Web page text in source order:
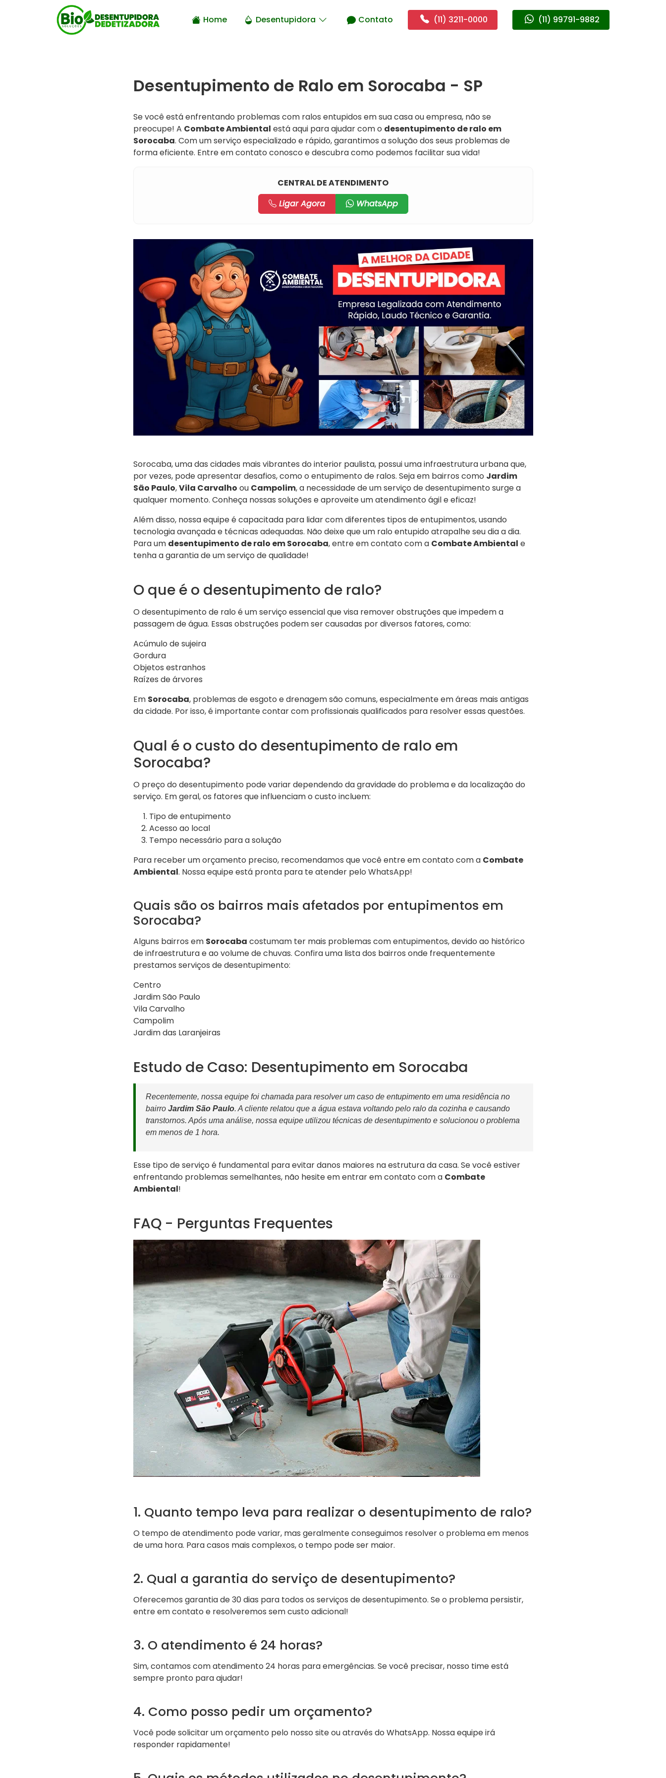
Home Desentupidora Contato (11) 3211-0000 (11) 99791-9882
Desentupimento de Ralo em Sorocaba - SP
Se você está enfrentando problemas com ralos entupidos em sua casa ou empresa, não se
preocupe! A Combate Ambiental está aqui para ajudar com o desentupimento de ralo em
Sorocaba. Com um serviço especializado e rápido, garantimos a solução dos seus problemas de
forma eficiente. Entre em contato conosco e descubra como podemos facilitar sua vida!
CENTRAL DE ATENDIMENTO
Ligar Agora
WhatsApp
Sorocaba, uma das cidades mais vibrantes do interior paulista, possui uma infraestrutura urbana que,
por vezes, pode apresentar desafios, como o entupimento de ralos. Seja em bairros como Jardim
São Paulo,Vila Carvalho ou Campolim, a necessidade de um serviço de desentupimento surge a
qualquer momento. Conheça nossas soluções e aproveite um atendimento ágil e eficaz!
Além disso, nossa equipe é capacitada para lidar com diferentes tipos de entupimentos, usando
tecnologia avançada e técnicas adequadas. Não deixe que um ralo entupido atrapalhe seu dia a dia.
Para um desentupimento de ralo em Sorocaba, entre em contato com a Combate Ambiental e
tenha a garantia de um serviço de qualidade!
O que é o desentupimento de ralo?
O desentupimento de ralo é um serviço essencial que visa remover obstruções que impedem a
passagem de água. Essas obstruções podem ser causadas por diversos fatores, como:
Acúmulo de sujeira
Gordura
Objetos estranhos
Raízes de árvores
Em Sorocaba, problemas de esgoto e drenagem são comuns, especialmente em áreas mais antigas
da cidade. Por isso, é importante contar com profissionais qualificados para resolver essas questões.
Qual é o custo do desentupimento de ralo em
Sorocaba?
O preço do desentupimento pode variar dependendo da gravidade do problema e da localização do
serviço. Em geral, os fatores que influenciam o custo incluem:
Tipo de entupimento
Acesso ao local
Tempo necessário para a solução
Para receber um orçamento preciso, recomendamos que você entre em contato com a Combate
Ambiental. Nossa equipe está pronta para te atender pelo WhatsApp!
Quais são os bairros mais afetados por entupimentos em
Sorocaba?
Alguns bairros em Sorocaba costumam ter mais problemas com entupimentos, devido ao histórico
de infraestrutura e ao volume de chuvas. Confira uma lista dos bairros onde frequentemente
prestamos serviços de desentupimento:
Centro
Jardim São Paulo
Vila Carvalho
Campolim
Jardim das Laranjeiras
Estudo de Caso: Desentupimento em Sorocaba
Recentemente, nossa equipe foi chamada para resolver um caso de entupimento em uma residência no
bairro Jardim São Paulo. A cliente relatou que a água estava voltando pelo ralo da cozinha e causando
transtornos. Após uma análise, nossa equipe utilizou técnicas de desentupimento e solucionou o problema
em menos de 1 hora.
Esse tipo de serviço é fundamental para evitar danos maiores na estrutura da casa. Se você estiver
enfrentando problemas semelhantes, não hesite em entrar em contato com a Combate
Ambiental!
FAQ - Perguntas Frequentes
1. Quanto tempo leva para realizar o desentupimento de ralo?
O tempo de atendimento pode variar, mas geralmente conseguimos resolver o problema em menos
de uma hora. Para casos mais complexos, o tempo pode ser maior.
2. Qual a garantia do serviço de desentupimento?
Oferecemos garantia de 30 dias para todos os serviços de desentupimento. Se o problema persistir,
entre em contato e resolveremos sem custo adicional!
3. O atendimento é 24 horas?
Sim, contamos com atendimento 24 horas para emergências. Se você precisar, nosso time está
sempre pronto para ajudar!
4. Como posso pedir um orçamento?
Você pode solicitar um orçamento pelo nosso site ou através do WhatsApp. Nossa equipe irá
responder rapidamente!